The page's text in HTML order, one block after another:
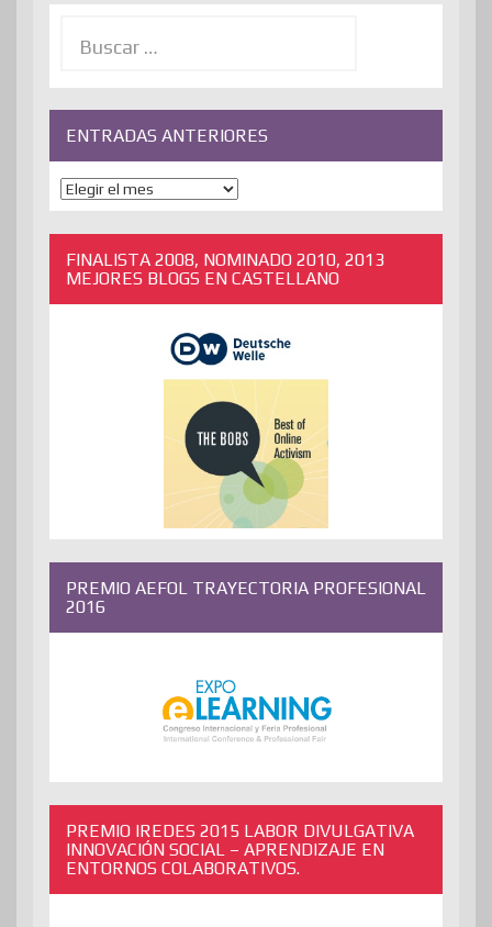
ENTRADAS ANTERIORES
ENTRADAS
ANTERIORES
FINALISTA 2008, NOMINADO 2010, 2013
MEJORES BLOGS EN CASTELLANO
PREMIO AEFOL TRAYECTORIA PROFESIONAL
2016
PREMIO IREDES 2015 LABOR DIVULGATIVA
INNOVACIÓN SOCIAL – APRENDIZAJE EN
ENTORNOS COLABORATIVOS.